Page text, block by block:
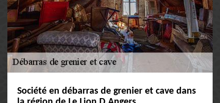
Société en débarras de grenier et cave dans